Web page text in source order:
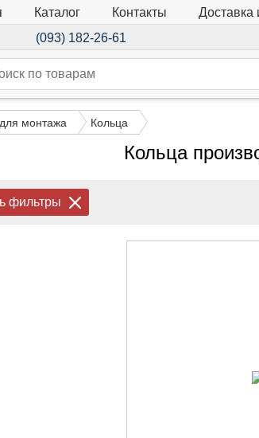
Каталог Контакты Доставка
(093) 182-26-61
монтажа Кольца
Кольца
фильтры